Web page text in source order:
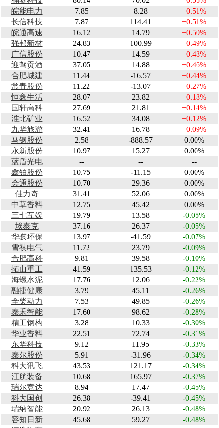
皖能电力
7.85 8.28
+0.51%
长信科技
7.87 114.41
+0.51%
皖通高速
16.12 14.79
+0.50%
强邦新材
24.83 100.99
+0.49%
广信股份
10.47 14.59
+0.48%
迎驾贡酒
37.05 14.88
+0.46%
合肥城建
11.44 -16.57
+0.44%
常青股份
11.22 -13.07
+0.27%
恒鑫生活
28.07 23.82
+0.18%
国轩高科
27.69 21.81
+0.14%
淮北矿业
16.52 34.08
+0.12%
九华旅游
32.41 16.78
+0.09%
马钢股份
2.58 -888.57
0.00%
永新股份
10.97 15.27
0.00%
蓝盾光电
-- --
--
鑫铂股份
10.75 -11.15
0.00%
会通股份
10.70 29.36
0.00%
佳力奇
31.41 52.06
0.00%
中草香料
12.75 45.42
0.00%
三七互娱
19.79 13.58
-0.05%
埃泰克
37.16 26.37
-0.05%
华骐环保
13.97 -41.59
-0.07%
雪祺电气
11.72 23.79
-0.09%
合肥高科
9.81 39.58
-0.10%
拓山重工
41.59 135.53
-0.12%
海螺水泥
17.76 12.06
-0.22%
融捷健康
3.79 45.11
-0.26%
全柴动力
7.53 49.85
-0.26%
泰禾智能
17.60 98.62
-0.28%
精工钢构
3.28 10.33
-0.30%
华业香料
22.51 72.74
-0.31%
东华科技
9.12 11.95
-0.33%
泰尔股份
5.91 -31.96
-0.34%
科大讯飞
43.53 121.17
-0.34%
江航装备
10.68 165.97
-0.37%
瑞尔竞达
8.94 17.47
-0.45%
科大国创
26.38 -39.41
-0.45%
瑞纳智能
20.92 26.13
-0.48%
容知日新
45.68 59.27
-0.48%